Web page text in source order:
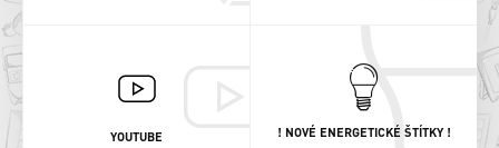
YOUTUBE ! NOVÉ ENERGETICKÉ ŠTÍTKY !